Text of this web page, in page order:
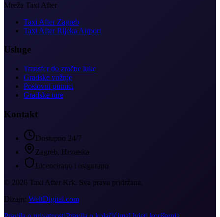
Mreža Taxi After
Taxi After Zagreb
Taxi After Rijeka Airport
Usluge
Transfer do zračne luke
Gradske vožnje
Poslovni putnici
Gradske ture
Kontakt
Dostupno 24/7
Zagreb, Hrvatska
Licencirano i osigurano
© 2026 Taxi After Krk. Sva prava pridržana.
Dizajn: WeltDigital.com